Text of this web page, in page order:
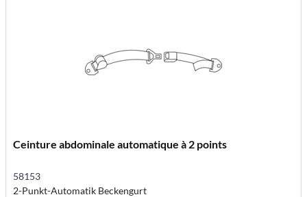
Ceinture abdominale automatique à 2 points
58153
2-Punkt-Automatik Beckengurt